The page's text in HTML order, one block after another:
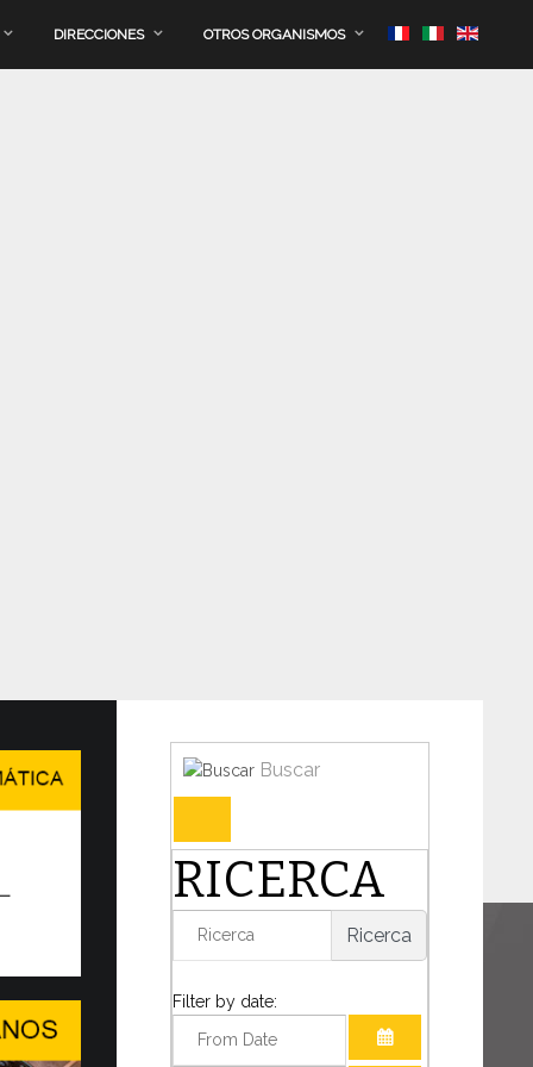
DIRECCIONES OTROS ORGANISMOS
en Ginebra el WSIS Forum
DEL DIÁLOGO EN UN MUNDO
TRANSFORMACIÓN
decisivo para la humanidad, el Papa León
Buscar
RICERCA
Ricerca
Filter by date: